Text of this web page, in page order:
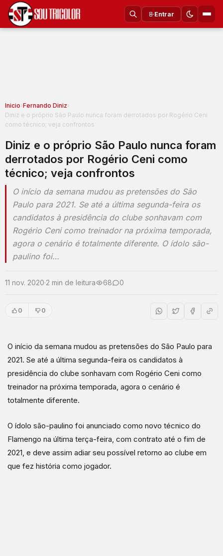
Entrar
Inicio›Fernando Diniz›
Diniz e o próprio São Paulo nunca foram derrotados por Rogério Ceni
como técnico; veja confrontos
Diniz e o próprio São Paulo nunca foram
derrotados por Rogério Ceni como
técnico; veja confrontos
O início da semana mudou as pretensões do São
Paulo para 2021. Se até a última segunda-feira os
candidatos à presidência do clube sonhavam com
Rogério Ceni como treinador na próxima temporada,
agora o cenário é totalmente diferente. O ídolo são-
paulino foi…
11 nov. 2020·2 min de leitura 68 0
0 0
O início da semana mudou as pretensões do São Paulo para
2021. Se até a última segunda-feira os candidatos à
presidência do clube sonhavam com Rogério Ceni como
treinador na próxima temporada, agora o cenário é
totalmente diferente.
O ídolo são-paulino foi anunciado como novo técnico do
Flamengo na última terça-feira, com contrato até o fim de
2021, e deve assim adiar seu possível retorno ao clube em
que fez história como jogador.